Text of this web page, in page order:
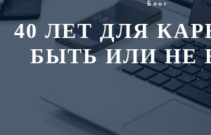
Блог
40 ЛЕТ ДЛЯ
БЫТЬ ИЛИ НЕ